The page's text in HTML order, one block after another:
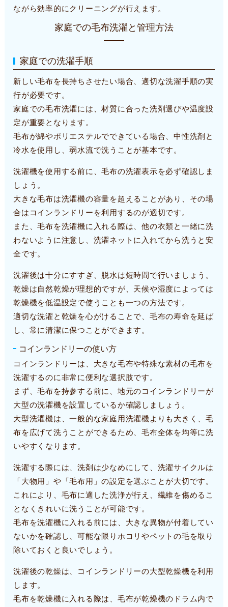
ながら効率的にクリーニングが行えます。
家庭での毛布洗濯と管理方法
家庭での洗濯手順
新しい毛布を長持ちさせたい場合、適切な洗濯手順の実
行が必要です。
家庭での毛布洗濯には、材質に合った洗剤選びや温度設
定が重要となります。
毛布が綿やポリエステルでできている場合、中性洗剤と
冷水を使用し、弱水流で洗うことが基本です。
洗濯機を使用する前に、毛布の洗濯表示を必ず確認しま
しょう。
大きな毛布は洗濯機の容量を超えることがあり、その場
合はコインランドリーを利用するのが適切です。
また、毛布を洗濯機に入れる際は、他の衣類と一緒に洗
わないように注意し、洗濯ネットに入れてから洗うと安
全です。
洗濯後は十分にすすぎ、脱水は短時間で行いましょう。
乾燥は自然乾燥が理想的ですが、天候や湿度によっては
乾燥機を低温設定で使うことも一つの方法です。
適切な洗濯と乾燥を心がけることで、毛布の寿命を延ば
し、常に清潔に保つことができます。
コインランドリーの使い方
コインランドリーは、大きな毛布や特殊な素材の毛布を
洗濯するのに非常に便利な選択肢です。
まず、毛布を持参する前に、地元のコインランドリーが
大型の洗濯機を設置しているか確認しましょう。
大型洗濯機は、一般的な家庭用洗濯機よりも大きく、毛
布を広げて洗うことができるため、毛布全体を均等に洗
いやすくなります。
洗濯する際には、洗剤は少なめにして、洗濯サイクルは
「大物用」や「毛布用」の設定を選ぶことが大切です。
これにより、毛布に適した洗浄が行え、繊維を傷めるこ
となくきれいに洗うことが可能です。
毛布を洗濯機に入れる前には、大きな異物が付着してい
ないかを確認し、可能な限りホコリやペットの毛を取り
除いておくと良いでしょう。
洗濯後の乾燥は、コインランドリーの大型乾燥機を利用
します。
毛布を乾燥機に入れる際は、毛布が乾燥機のドラム内で